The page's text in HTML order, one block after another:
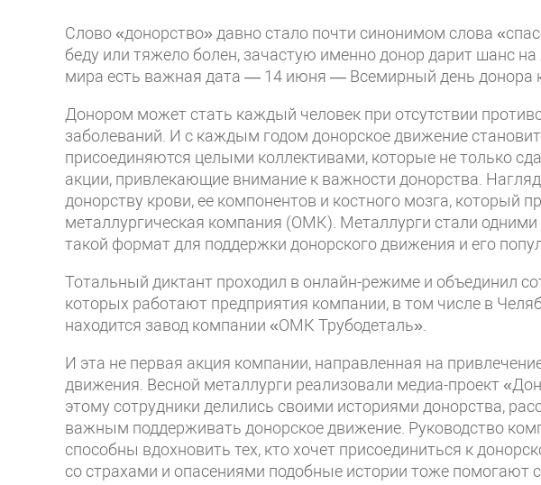
Слово «донорство» давно стало почти синонимом слова
беду или тяжело болен, зачастую именно донор дарит шанс
мира есть важная дата — 14 июня — Всемирный день донора
Донором может стать каждый человек при отсутствии
заболеваний. И с каждым годом донорское движение
присоединяются целыми коллективами, которые не только
акции, привлекающие внимание к важности донорства.
донорству крови, ее компонентов и костного мозга, который
металлургическая компания (ОМК). Металлурги стали одними
такой формат для поддержки донорского движения и его
Тотальный диктант проходил в онлайн-режиме и объединил
которых работают предприятия компании, в том числе в
находится завод компании «ОМК Трубодеталь».
И эта не первая акция компании, направленная на
движения. Весной металлурги реализовали медиа-проект
этому сотрудники делились своими историями донорства,
важным поддерживать донорское движение. Руководство
способны вдохновить тех, кто хочет присоединиться к
со страхами и опасениями подобные истории тоже помогают